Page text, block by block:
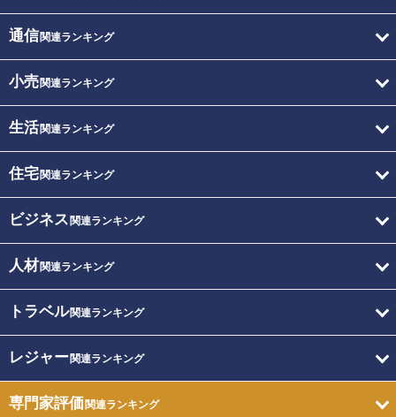
通信関連ランキング
小売関連ランキング
生活関連ランキング
住宅関連ランキング
ビジネス 関連ランキング
人材関連ランキング
トラベル関連ランキング
レジャー関連ランキング
専門家評価関連ランキング